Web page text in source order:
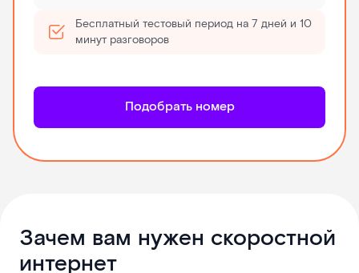
Бесплатный тестовый период на 7 дней и 10
минут разговоров
Подобрать номер
Зачем вам нужен скоростной
интернет